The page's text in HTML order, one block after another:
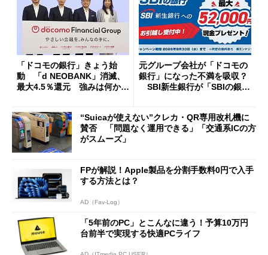
「ドコモの銀行」きょう始
動 「d NEOBANK」消滅、
最大4.5％還元 強みは何か解
元グループ会社が「ドコモの
銀行」になった不満を吸収？
SBI新生銀行が「SBIの銀
開催
“Suicaが使えない”クレカ・QR専用改札機に
賛否 「問題なく運用できる」「交通系ICの方
がスムーズ」
FPが解説！Apple製品を分割手数料0円で入手
する方法とは？
AD（Fav-Log）
「5年前のPC」とこんなに違う！予算10万円
台前半で実現する快適PCライフ